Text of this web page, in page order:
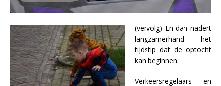
(vervolg) En dan nadert
langzamerhand het
tijdstip dat de optocht
kan beginnen.
Verkeersregelaars en